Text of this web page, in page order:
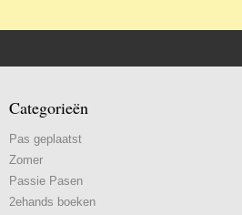
Categorieën
Pas geplaatst
Zomer
Passie Pasen
2ehands boeken